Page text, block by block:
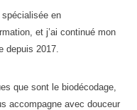
en
et j’ai continué mon
depuis 2017.
que sont le biodécodage,
accompagne avec douceur